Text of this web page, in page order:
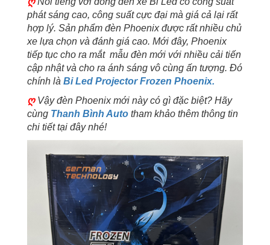
phát sáng cao, công suất cực đại mà giá cả lại rất
hợp lý. Sản phẩm đèn Phoenix được rất nhiều chủ
xe lựa chọn và đánh giá cao. Mới đây, Phoenix
tiếp tục cho ra mắt mẫu đèn mới với nhiều cải tiến
cập nhật và cho ra ánh sáng vô cùng ấn tượng. Đó
chính là Bi Led Projector Frozen Phoenix.
ღVậy đèn Phoenix mới này có gì đặc biệt? Hãy
cùng Thanh Bình Auto tham khảo thêm thông tin
chi tiết tại đây nhé!